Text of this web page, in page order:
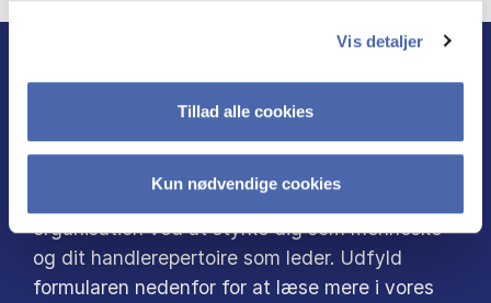
Vis detaljer
Tillad alle cookies
Kun nødvendige cookies
LEDELSE I RELATIONER
relationer. Det skaber udvikling og værdi i din
organisation ved at styrke dig som menneske
og dit handlerepertoire som leder. Udfyld
formularen nedenfor for at læse mere i vores